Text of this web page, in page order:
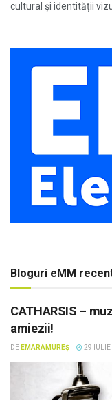
cultural și identității
Bloguri eMM
CATHARSIS –
amiezii!
DE EMARAMUREȘ 29